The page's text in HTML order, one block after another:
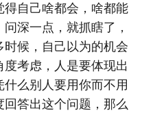
自己啥都会，啥都能
深一点，就抓瞎了，
候，自己以为的机会
考虑，人是要体现出
么别人要用你而不用
答出这个问题，那么